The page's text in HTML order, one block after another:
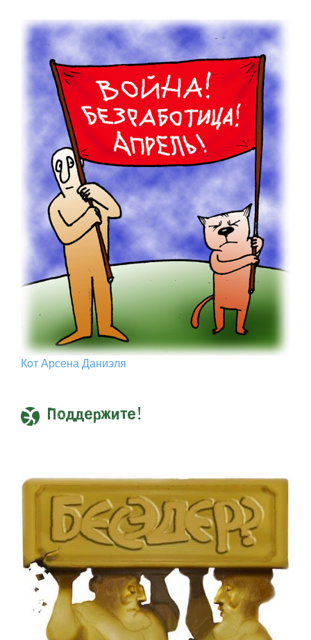
Кот Арcена Даниэля
Поддержите!